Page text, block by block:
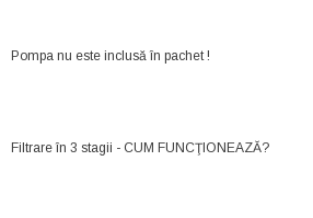
Pompa nu este inclusă în pachet !
Filtrare în 3 stagii - CUM FUNCŢIONEAZĂ?